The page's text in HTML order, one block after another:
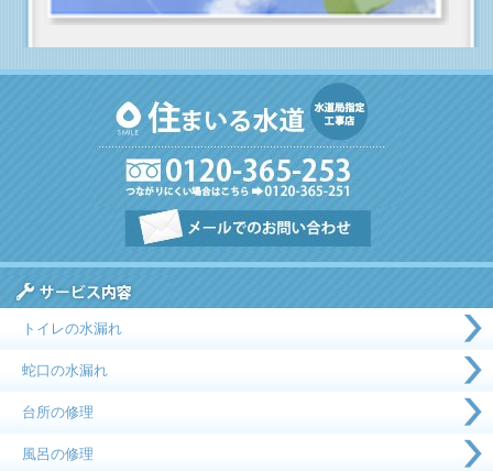
トイレの水漏れ
蛇口の水漏れ
台所の修理
風呂の修理